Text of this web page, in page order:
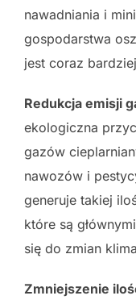
nawadniania i
gospodarstwa
jest coraz
Redukcja emisji
ekologiczna
gazów
nawozów i
generuje takiej
które są
się do zmian
Zmniejszenie